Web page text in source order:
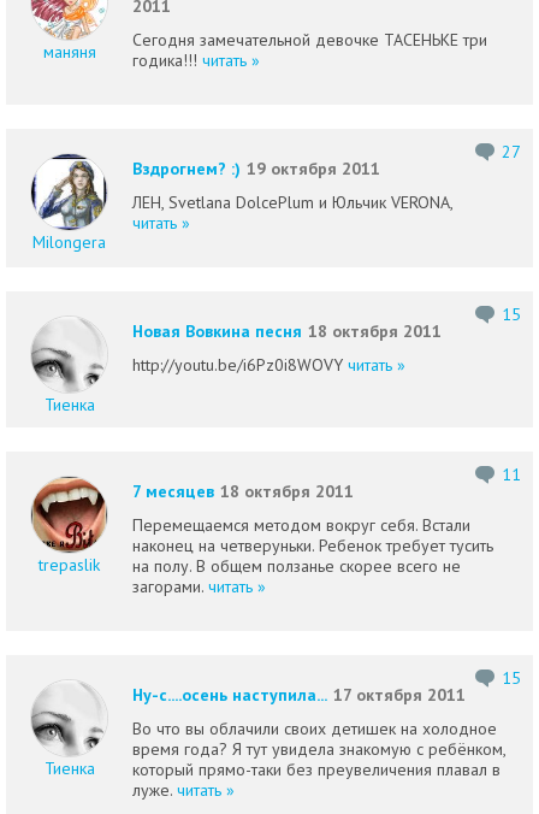
маняня
2011
Сегодня замечательной девочке ТАСЕНЬКЕ три
годика!!! читать »
27
Milongera
Вздрогнем? :) 19 октября 2011
ЛЕН, Svetlana DolcePlum и Юльчик VERONA,
читать »
15
Тиенка
Новая Вовкина песня 18 октября 2011
http://youtu.be/i6Pz0i8WOVY читать »
11
trepaslik
7 месяцев 18 октября 2011
Перемещаемся методом вокруг себя. Встали
наконец на четверуньки. Ребенок требует тусить
на полу. В общем ползанье скорее всего не
загорами. читать »
15
Тиенка
Ну-с....осень наступила... 17 октября 2011
Во что вы облачили своих детишек на холодное
время года? Я тут увидела знакомую с ребёнком,
который прямо-таки без преувеличения плавал в
луже. читать »